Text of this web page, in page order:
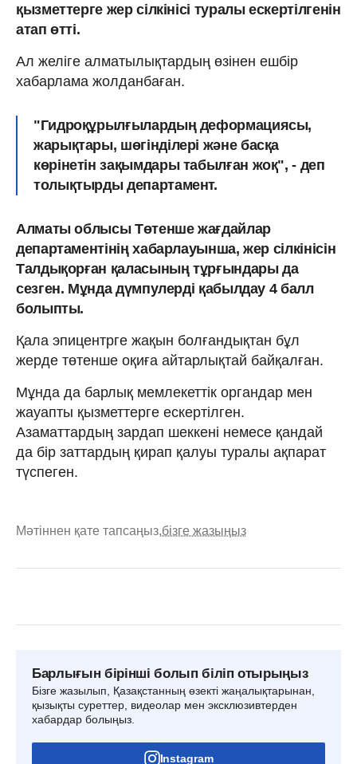
қызметтерге жер сілкінісі туралы ескертілгенін
атап өтті.
Ал желіге алматылықтардың өзінен ешбір
хабарлама жолданбаған.
"Гидроқұрылғылардың деформациясы,
жарықтары, шөгінділері және басқа
көрінетін зақымдары табылған жоқ", - деп
толықтырды департамент.
Алматы облысы Төтенше жағдайлар
департаментінің хабарлауынша, жер сілкінісін
Талдықорған қаласының тұрғындары да
сезген. Мұнда дүмпулерді қабылдау 4 балл
болыпты.
Қала эпицентрге жақын болғандықтан бұл
жерде төтенше оқиға айтарлықтай байқалған.
Мұнда да барлық мемлекеттік органдар мен
жауапты қызметтерге ескертілген.
Азаматтардың зардап шеккені немесе қандай
да бір заттардың қирап қалуы туралы ақпарат
түспеген.
Мәтіннен қате тапсаңыз,бізге жазыңыз
Барлығын бірінші болып біліп отырыңыз
Бізге жазылып, Қазақстанның өзекті жаңалықтарынан,
қызықты суреттер, видеолар мен эксклюзивтерден
хабардар болыңыз.
Instagram